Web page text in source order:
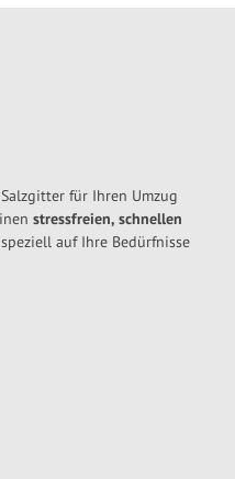
für Ihren Umzug
stressfreien, schnellen
auf Ihre Bedürfnisse